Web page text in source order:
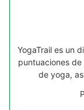
YogaTrail es un
puntuaciones
de yoga,